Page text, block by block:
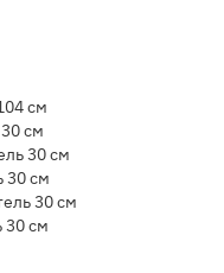
см
см
30 см
30 см
30 см
30 см